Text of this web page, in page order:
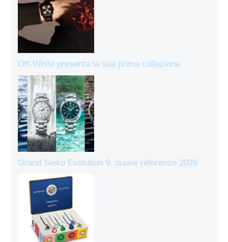
Off-White presenta la sua prima collezione
Grand Seiko Evolution 9, nuove referenze 2026